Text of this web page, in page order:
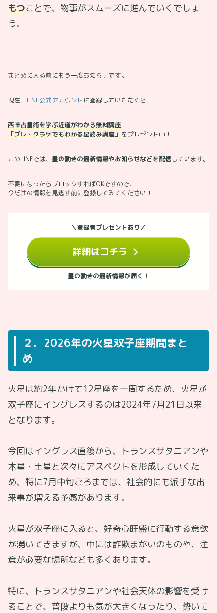
もつことで、物事がスムーズに進んでいくでしょ
う。
まとめに入る前にもう一度お知らせです。
現在、 LINE公式アカウント に登録していただくと、
西洋占星術を学ぶ近道がわかる無料講座
「プレ・クラゲでもわかる星読み講座」をプレゼント中！
このLINEでは、 星の動きの最新情報やお知らせなどを配信しています。
不要になったらブロックすればOKですので、
今だけの情報を見逃す前に登録してみてください！
＼登録者プレゼントあり／
詳細はコチラ
星の動きの最新情報が届く！
２．2026年の火星双子座期間まと
め
火星は約2年かけて12星座を一周するため、火星が
双子座にイングレスするのは2024年7月21日以来
となります。
今回はイングレス直後から、トランスサタニアンや
木星・土星と次々にアスペクトを形成していくた
め、特に7月中旬ごろまでは、社会的にも派手な出
来事が増える予感があります。
火星が双子座に入ると、好奇心旺盛に行動する意欲
が湧いてきますが、中には詐欺まがいのものや、注
意が必要な場所なども多くあります。
特に、トランスサタニアンや社会天体の影響を受け
ることで、普段よりも気が大きくなったり、勢いに